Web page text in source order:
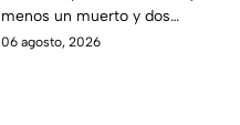
Zinacantepec; reportan
al menos un muerto y
menos un muerto y dos
heridos; autoridades atiende la
06 agosto, 2026